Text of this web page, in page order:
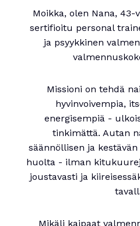
Moikka, olen Nana,
sertifioitu personal
ja psyykkinen
Missioni on tehdä
hyvinvoivempia,
energisempiä -
tinkimättä. Autan
säännöllisen ja
huolta - ilman
joustavasti ja
Mikäli kaipaat